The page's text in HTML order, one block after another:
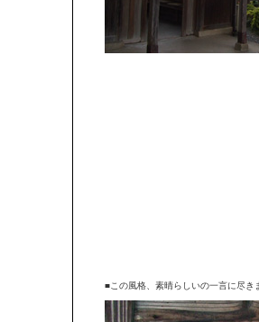
■この風格、素晴らしいの一言に尽き